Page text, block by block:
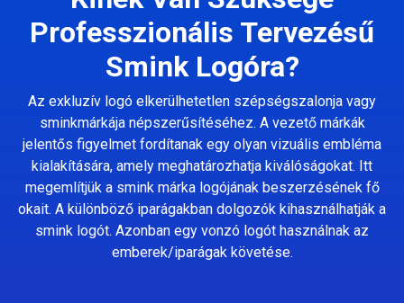
Professzionális Tervezésű
Smink Logóra?
Az exkluzív logó elkerülhetetlen szépségszalonja vagy
sminkmárkája népszerűsítéséhez. A vezető márkák
jelentős figyelmet fordítanak egy olyan vizuális embléma
kialakítására, amely meghatározhatja kiválóságokat. Itt
megemlítjük a smink márka logójának beszerzésének fő
okait. A különböző iparágakban dolgozók kihasználhatják a
smink logót. Azonban egy vonzó logót használnak az
emberek/iparágak követése.